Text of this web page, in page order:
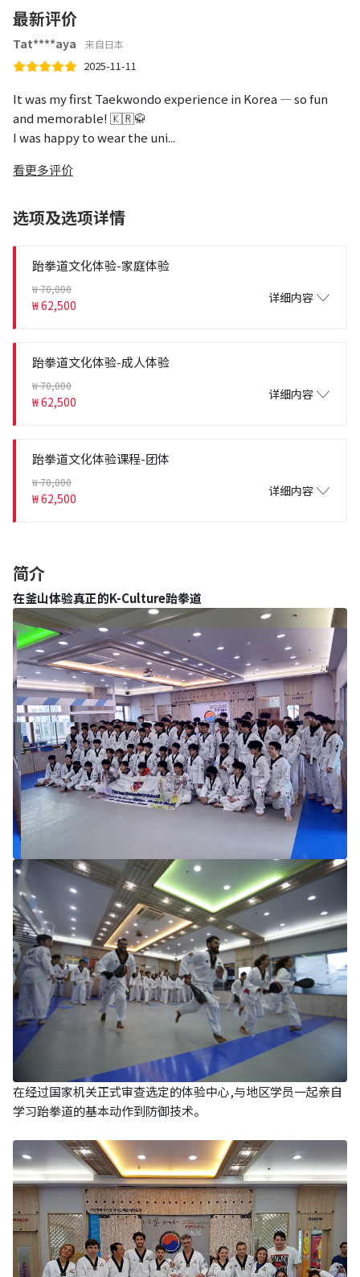
最新评价
Tat****aya 来自日本
2025-11-11
It was my first Taekwondo experience in Korea — so fun
and memorable! 🇰🇷🥋
I was happy to wear the uni...
看更多评价
选项及选项详情
跆拳道文化体验-家庭体验
₩ 70,000
₩ 62,500 详细内容
跆拳道文化体验-成人体验
₩ 70,000
₩ 62,500 详细内容
跆拳道文化体验课程-团体
₩ 70,000
₩ 62,500 详细内容
简介
在釜山体验真正的K-Culture跆拳道
在经过国家机关正式审查选定的体验中心,与地区学员一起亲自
学习跆拳道的基本动作到防御技术。